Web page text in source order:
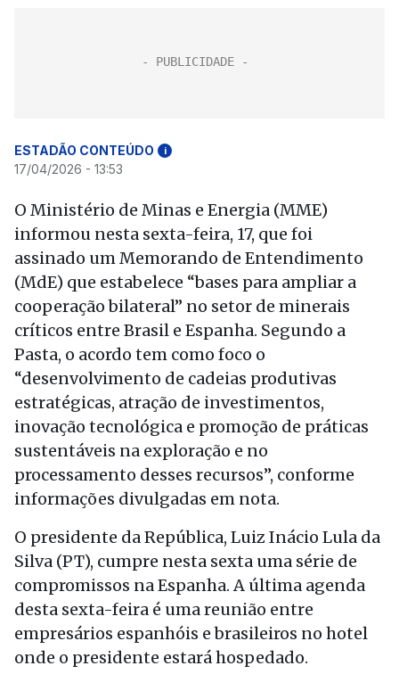
ESTADÃO CONTEÚDO i
17/04/2026 - 13:53
O Ministério de Minas e Energia (MME)
informou nesta sexta-feira, 17, que foi
assinado um Memorando de Entendimento
(MdE) que estabelece “bases para ampliar a
cooperação bilateral” no setor de minerais
críticos entre Brasil e Espanha. Segundo a
Pasta, o acordo tem como foco o
“desenvolvimento de cadeias produtivas
estratégicas, atração de investimentos,
inovação tecnológica e promoção de práticas
sustentáveis na exploração e no
processamento desses recursos”, conforme
informações divulgadas em nota.
O presidente da República, Luiz Inácio Lula da
Silva (PT), cumpre nesta sexta uma série de
compromissos na Espanha. A última agenda
desta sexta-feira é uma reunião entre
empresários espanhóis e brasileiros no hotel
onde o presidente estará hospedado.